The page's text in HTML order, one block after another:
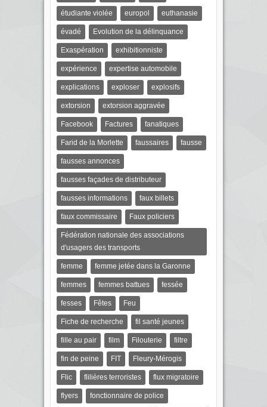
étudiante violée europol euthanasie
évadé Evolution de la délinquance
Exaspération exhibitionniste
expérience expertise automobile
explications exploser explosifs
extorsion extorsion aggravée
Facebook Factures fanatiques
Farid de la Morlette faussaires fausse
fausses annonces
fausses façades de distributeur
fausses informations faux billets
faux commissaire Faux policiers
Fédération nationale des associations
d'usagers des transports
femme femme jetée dans la Garonne
femmes femmes battues fessée
fesses Fêtes Feu
Fiche de recherche fil santé jeunes
fille au pair film Filouterie filtre
fin de peine FIT Fleury-Mérogis
Flic flilières terroristes flux migratoire
flyers fonctionnaire de police